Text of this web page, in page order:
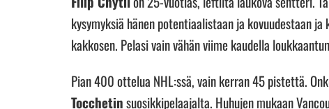
kysymyksiä hänen potentiaalistaan ja kovuudestaan
kakkosen. Pelasi vain vähän viime kaudella
Pian 400 ottelua NHL:ssä, vain kerran 45 pistettä.
Tocchetinsuosikkipelaajalta. Huhujen mukaan